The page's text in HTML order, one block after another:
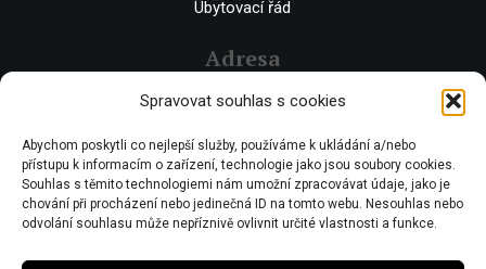
Spravovat souhlas s cookies
Abychom poskytli co nejlepší služby, používáme k ukládání a/nebo
přístupu k informacím o zařízení, technologie jako jsou soubory cookies.
Souhlas s těmito technologiemi nám umožní zpracovávat údaje, jako je
chování při procházení nebo jedinečná ID na tomto webu. Nesouhlas nebo
odvolání souhlasu může nepříznivě ovlivnit určité vlastnosti a funkce.
Ubytovací řád
Adresa
Chalupy: Černý Důl 543 44
Kancelář: Dolní Olešnice 32, 543 71
IČO 67446281 | DIČ CZ7506243437 | Obecní živnostenský úřad zn:
č.j.Ž/2578/08/Ry21953/3